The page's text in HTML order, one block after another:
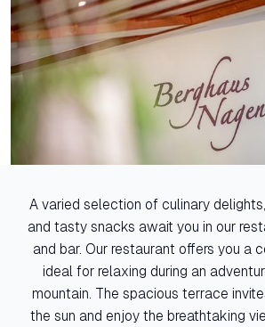
A varied selection of culinary
and tasty snacks await you in our
and bar. Our restaurant offers you a
ideal for relaxing during an
mountain. The spacious terrace
the sun and enjoy the breathtaking